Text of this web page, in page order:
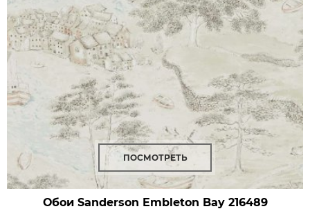
ПОСМОТРЕТЬ
Обои Sanderson Embleton Bay216489